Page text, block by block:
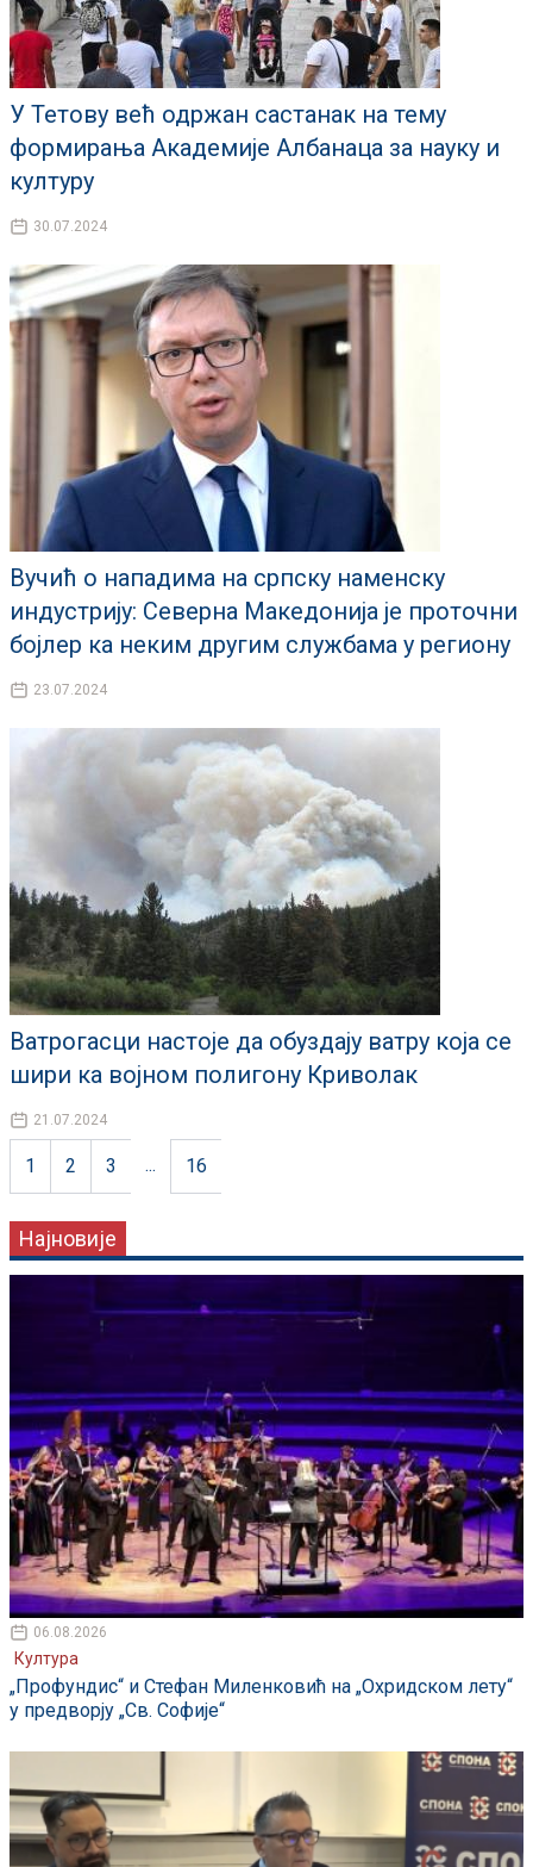
У Тетову већ одржан састанак на тему
формирања Академије Албанаца за науку и
културу
30.07.2024
Вучић о нападима на српску наменску
индустрију: Северна Македонија је проточни
бојлер ка неким другим службама у региону
23.07.2024
Ватрогасци настоје да обуздају ватру која се
шири ка војном полигону Криволак
21.07.2024
1 2 3 ... 16
Најновије
06.08.2026
Култура
„Профундис“ и Стефан Миленковић на „Охридском лету“
у предворју „Св. Софије“